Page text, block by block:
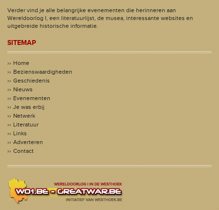
Verder vind je alle belangrijke evenementen die herinneren aan
Wereldoorlog I, een literatuurlijst, de musea, interessante websites en
uitgebreide historische informatie.
SITEMAP
Home
Bezienswaardigheden
Geschiedenis
Nieuws
Evenementen
Je was erbij
Netwerk
Literatuur
Links
Adverteren
Contact